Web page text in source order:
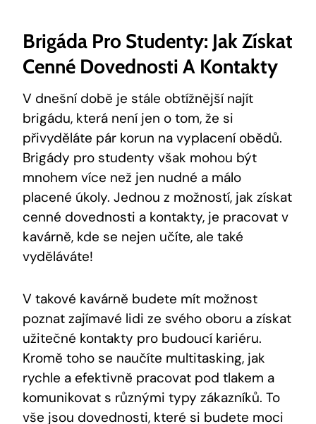
Brigáda Pro Studenty: Jak Získat
Cenné Dovednosti A Kontakty
V dnešní době je stále obtížnější najít
brigádu, která není jen o tom, že si
přivyděláte pár korun na vyplacení obědů.
Brigády pro studenty však mohou být
mnohem více než jen nudné a málo
placené úkoly. Jednou z možností, jak získat
cenné dovednosti a kontakty, je pracovat v
kavárně, kde se nejen učíte, ale také
vyděláváte!
V takové kavárně budete mít možnost
poznat zajímavé lidi ze svého oboru a získat
užitečné kontakty pro budoucí kariéru.
Kromě toho se naučíte multitasking, jak
rychle a efektivně pracovat pod tlakem a
komunikovat s různými typy zákazníků. To
vše jsou dovednosti, které si budete moci